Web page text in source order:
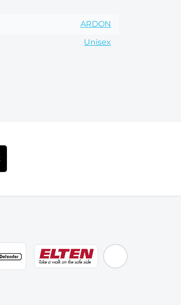
ARDON
Unisex
EMOS